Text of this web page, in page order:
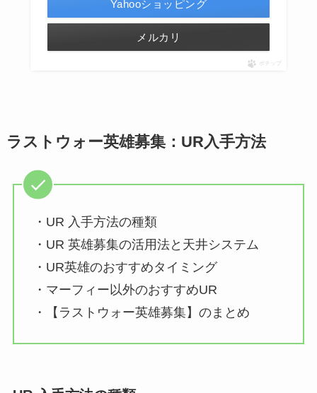
Yahooショッピング
メルカリ
ポチップ
ラストウォー英雄募集：UR入手方法
・UR 入手方法の種類
・UR 英雄募集の活用法と天井システム
・UR英雄のおすすめタイミング
・マーフィー以外のおすすめUR
・【ラストウォー英雄募集】のまとめ